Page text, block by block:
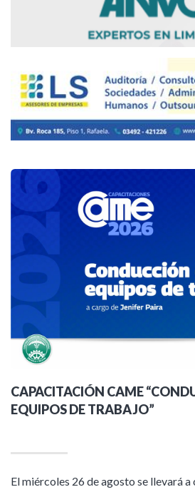
CAPACITACIÓN CAME
EQUIPOS DE TRABAJO”
El miércoles 26 de agosto se llevará